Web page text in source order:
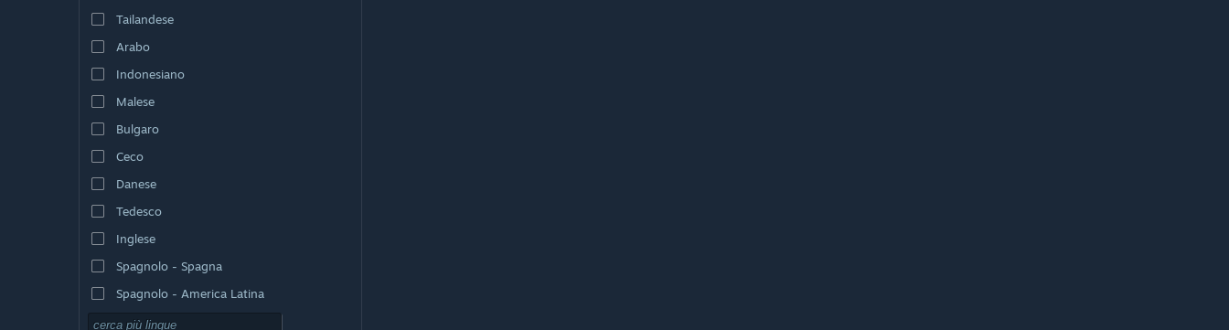
Tailandese
Arabo
Indonesiano
Malese
Bulgaro
Ceco
Danese
Tedesco
Inglese
Spagnolo - Spagna
Spagnolo - America Latina